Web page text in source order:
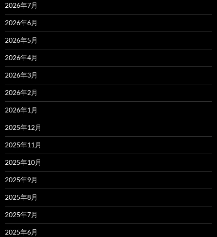
2026年7月
2026年6月
2026年5月
2026年4月
2026年3月
2026年2月
2026年1月
2025年12月
2025年11月
2025年10月
2025年9月
2025年8月
2025年7月
2025年6月